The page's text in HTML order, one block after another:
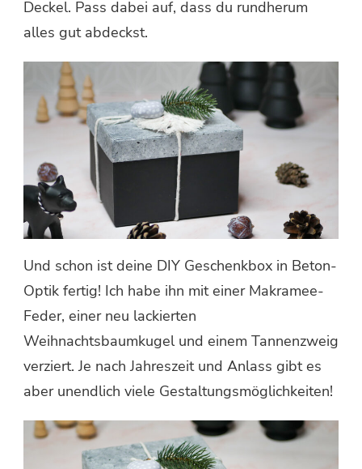
Deckel. Pass dabei auf, dass du rundherum
alles gut abdeckst.
Und schon ist deine DIY Geschenkbox in Beton-
Optik fertig! Ich habe ihn mit einer Makramee-
Feder, einer neu lackierten
Weihnachtsbaumkugel und einem Tannenzweig
verziert. Je nach Jahreszeit und Anlass gibt es
aber unendlich viele Gestaltungsmöglichkeiten!